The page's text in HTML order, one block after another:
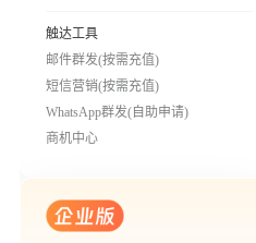
触达工具
邮件群发(按需充值)
短信营销(按需充值)
WhatsApp群发(自助申请)
商机中心